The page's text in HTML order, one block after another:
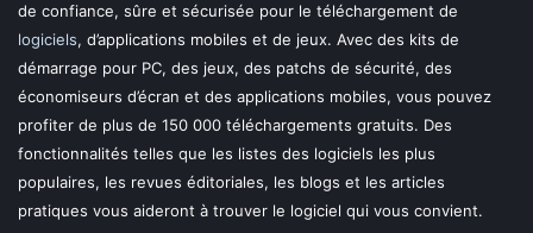
de confiance, sûre et sécurisée pour le téléchargement de
logiciels, d’applications mobiles et de jeux. Avec des kits de
démarrage pour PC, des jeux, des patchs de sécurité, des
économiseurs d’écran et des applications mobiles, vous pouvez
profiter de plus de 150 000 téléchargements gratuits. Des
fonctionnalités telles que les listes des logiciels les plus
populaires, les revues éditoriales, les blogs et les articles
pratiques vous aideront à trouver le logiciel qui vous convient.